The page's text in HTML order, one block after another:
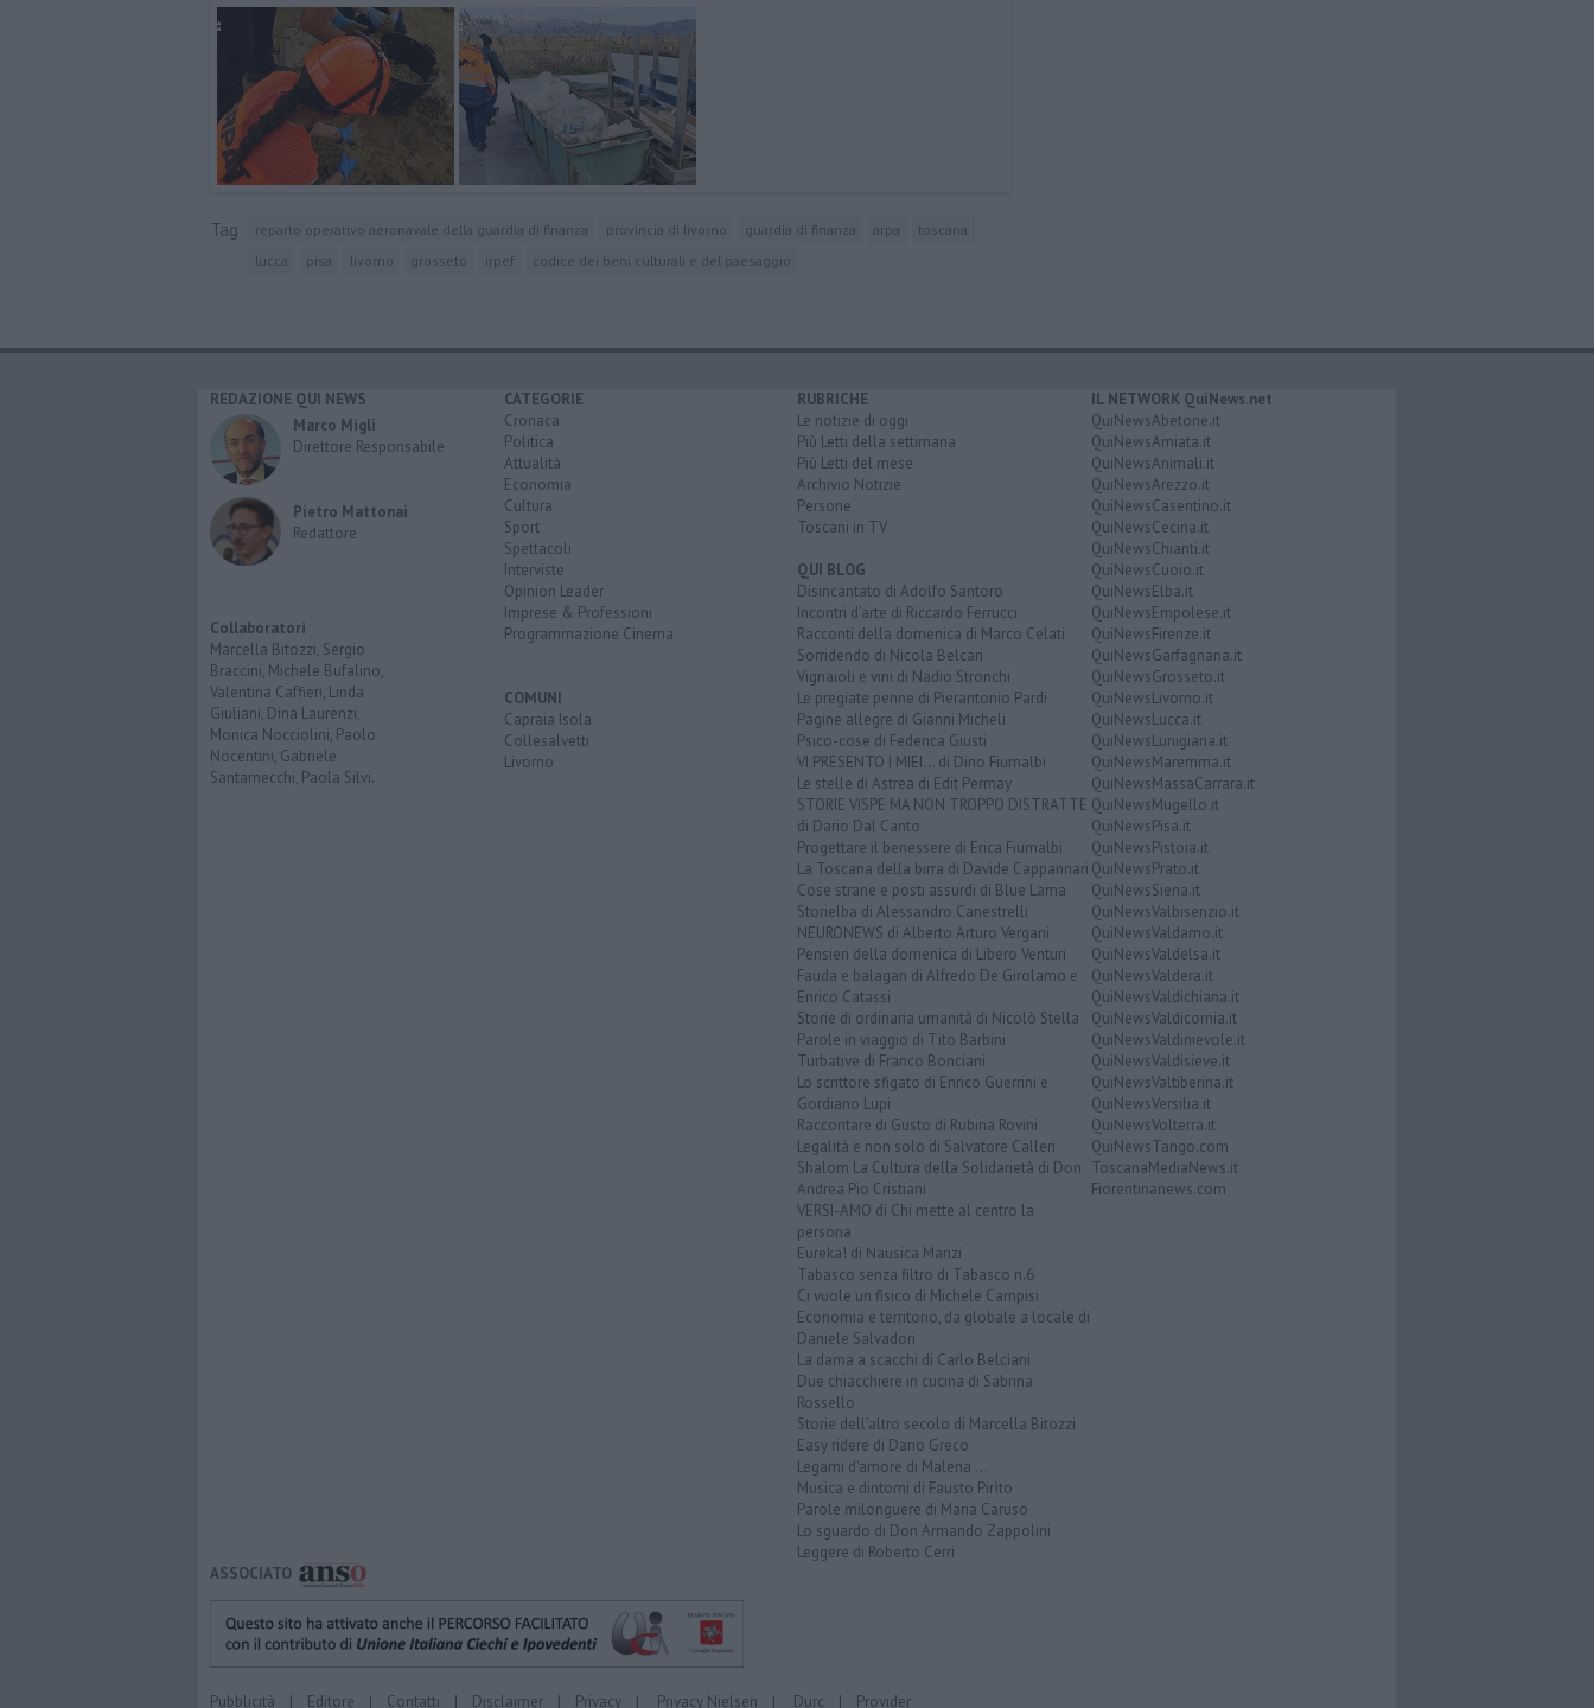
Tag reparto operativo aeronavale della guardia di finanza provincia di livorno guardia di finanza arpa
toscana
lucca
pisa livorno grosseto irpef codice dei beni culturali e del paesaggio
REDAZIONE QUI NEWS
Marco Migli
Direttore Responsabile
Pietro Mattonai
Redattore
Collaboratori
Marcella Bitozzi, Sergio
Braccini, Michele Bufalino,
Valentina Caffieri, Linda
Giuliani, Dina Laurenzi,
Monica Nocciolini, Paolo
Nocentini, Gabriele
Santarnecchi, Paola Silvi.
CATEGORIE
Cronaca
Politica
Attualità
Economia
Cultura
Sport
Spettacoli
Interviste
Opinion Leader
Imprese & Professioni
Programmazione Cinema
COMUNI
Capraia Isola
Collesalvetti
Livorno
RUBRICHE
Le notizie di oggi
Più Letti della settimana
Più Letti del mese
Archivio Notizie
Persone
Toscani in TV
QUI BLOG
Disincantato di Adolfo Santoro
Incontri d'arte di Riccardo Ferrucci
Racconti della domenica di Marco Celati
Sorridendo di Nicola Belcari
Vignaioli e vini di Nadio Stronchi
Le pregiate penne di Pierantonio Pardi
Pagine allegre di Gianni Micheli
Psico-cose di Federica Giusti
VI PRESENTO I MIEI... di Dino Fiumalbi
Le stelle di Astrea di Edit Permay
STORIE VISPE MA NON TROPPO DISTRATTE
di Dario Dal Canto
Progettare il benessere di Erica Fiumalbi
La Toscana della birra di Davide Cappannari
Cose strane e posti assurdi di Blue Lama
Storielba di Alessandro Canestrelli
NEURONEWS di Alberto Arturo Vergani
Pensieri della domenica di Libero Venturi
Fauda e balagan di Alfredo De Girolamo e
Enrico Catassi
Storie di ordinaria umanità di Nicolò Stella
Parole in viaggio di Tito Barbini
Turbative di Franco Bonciani
Lo scrittore sfigato di Enrico Guerrini e
Gordiano Lupi
Raccontare di Gusto di Rubina Rovini
Legalità e non solo di Salvatore Calleri
Shalom La Cultura della Solidarietà di Don
Andrea Pio Cristiani
VERSI-AMO di Chi mette al centro la
persona
Eureka! di Nausica Manzi
Tabasco senza filtro di Tabasco n.6
Ci vuole un fisico di Michele Campisi
Economia e territorio, da globale a locale di
Daniele Salvadori
La dama a scacchi di Carlo Belciani
Due chiacchiere in cucina di Sabrina
Rossello
Storie dell'altro secolo di Marcella Bitozzi
Easy ridere di Dario Greco
Legami d'amore di Malena ...
Musica e dintorni di Fausto Pirìto
Parole milonguere di Maria Caruso
Lo sguardo di Don Armando Zappolini
Leggere di Roberto Cerri
IL NETWORK QuiNews.net
QuiNewsAbetone.it
QuiNewsAmiata.it
QuiNewsAnimali.it
QuiNewsArezzo.it
QuiNewsCasentino.it
QuiNewsCecina.it
QuiNewsChianti.it
QuiNewsCuoio.it
QuiNewsElba.it
QuiNewsEmpolese.it
QuiNewsFirenze.it
QuiNewsGarfagnana.it
QuiNewsGrosseto.it
QuiNewsLivorno.it
QuiNewsLucca.it
QuiNewsLunigiana.it
QuiNewsMaremma.it
QuiNewsMassaCarrara.it
QuiNewsMugello.it
QuiNewsPisa.it
QuiNewsPistoia.it
QuiNewsPrato.it
QuiNewsSiena.it
QuiNewsValbisenzio.it
QuiNewsValdarno.it
QuiNewsValdelsa.it
QuiNewsValdera.it
QuiNewsValdichiana.it
QuiNewsValdicornia.it
QuiNewsValdinievole.it
QuiNewsValdisieve.it
QuiNewsValtiberina.it
QuiNewsVersilia.it
QuiNewsVolterra.it
QuiNewsTango.com
ToscanaMediaNews.it
Fiorentinanews.com
ASSOCIATO
Pubblicità | Editore | Contatti | Disclaimer | Privacy | Privacy Nielsen | Durc | Provider